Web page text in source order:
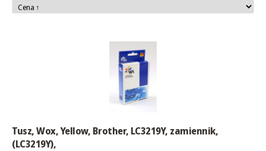
Tusz, Wox, Yellow, Brother, LC3219Y, zamiennik,
(LC3219Y),